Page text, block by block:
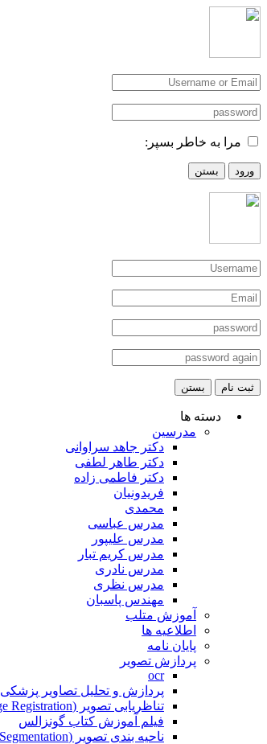
مرا به خاطر بسپر:
ورود بستن
ثبت نام بستن
دسته ها
مدرسین
دکتر جاهد سراوانی
دکتر طاهر لطفی
دکتر فاطمی زاده
فریدونیان
محمدی
مدرس عباسی
مدرس علیپور
مدرس کریم تبار
مدرس نادری
مدرس نظری
مهندس پاسبان
آموزش متلب
اطلاعیه ها
پایان نامه
پردازش تصویر
ocr
پردازش و تحلیل تصاویر پزشکی
تناظریابی تصویر (Image Registration)
فیلم آموزش کتاب گونزالس
ناحیه بندی تصویر (Image Segmentation)